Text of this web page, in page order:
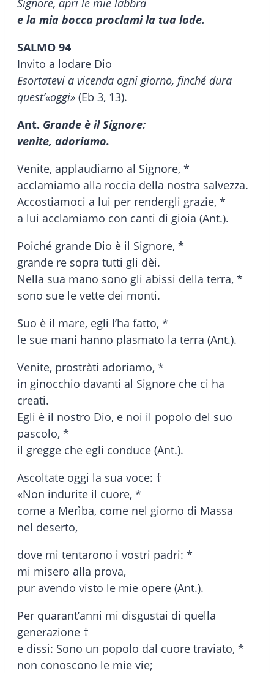
Signore, apri le mie labbra
e la mia bocca proclami la tua lode.
SALMO 94
Invito a lodare Dio
Esortatevi a vicenda ogni giorno, finché dura
quest’«oggi» (Eb 3, 13).
Ant. Grande è il Signore:
venite, adoriamo.
Venite, applaudiamo al Signore, *
acclamiamo alla roccia della nostra salvezza.
Accostiamoci a lui per rendergli grazie, *
a lui acclamiamo con canti di gioia (Ant.).
Poiché grande Dio è il Signore, *
grande re sopra tutti gli dèi.
Nella sua mano sono gli abissi della terra, *
sono sue le vette dei monti.
Suo è il mare, egli l’ha fatto, *
le sue mani hanno plasmato la terra (Ant.).
Venite, prostràti adoriamo, *
in ginocchio davanti al Signore che ci ha
creati.
Egli è il nostro Dio, e noi il popolo del suo
pascolo, *
il gregge che egli conduce (Ant.).
Ascoltate oggi la sua voce: †
«Non indurite il cuore, *
come a Merìba, come nel giorno di Massa
nel deserto,
dove mi tentarono i vostri padri: *
mi misero alla prova,
pur avendo visto le mie opere (Ant.).
Per quarant’anni mi disgustai di quella
generazione †
e dissi: Sono un popolo dal cuore traviato, *
non conoscono le mie vie;